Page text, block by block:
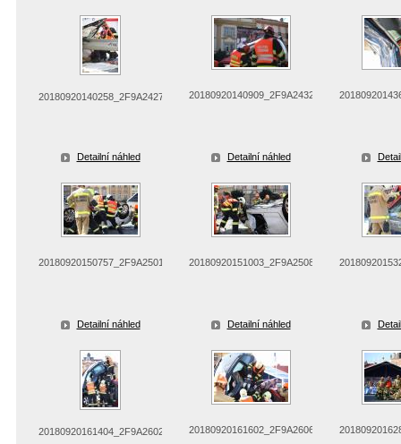
20180920140258_2F9A2427
Detailní náhled
20180920140909_2F9A2432
Detailní náhled
20180920150757_2F9A2501
Detailní náhled
20180920151003_2F9A2508
Detailní náhled
20180920161404_2F9A2602 20180920161602_2F9A2606